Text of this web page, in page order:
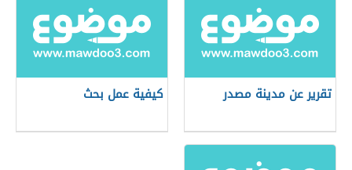
تقرير عن مدينة مصدر كيفية عمل بحث